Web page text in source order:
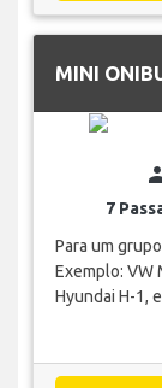
MINI
7
Para um
Exemplo: VW
Hyundai H-1,